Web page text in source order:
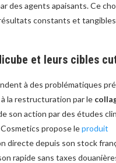
des agents apaisants. Ce
constants et tangibles
et leurs cibles
à des problématiques
la restructuration par le
son action par des études
propose leproduit
directe depuis son stock
rapide sans taxes